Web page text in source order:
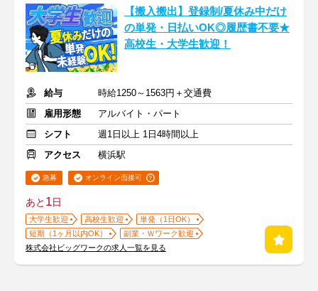
【搬入搬出】登録制/夏休み中だけ
の単発・日払いOK◎履歴書不要★
高校生・大学生歓迎！
給与
時給1250～1563円＋交通費
雇用形態
アルバイト・パート
シフト
週1日以上 1日4時間以上
アクセス
横浜駅
急募 オンライン面接可
あと 1日
大学生歓迎 高校生歓迎
単発（1日OK）
短期（1ヶ月以内OK）
副業・Ｗワーク歓迎
株式会社ビッグワークの求人一覧を見る